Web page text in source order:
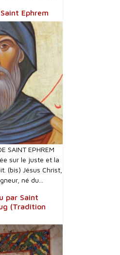
(horaire inhabituel) - France 2
Ephrem
SAINT EPHREM
sur le juste et la
(bis) Jésus Christ,
né du...
par Saint
(Tradition